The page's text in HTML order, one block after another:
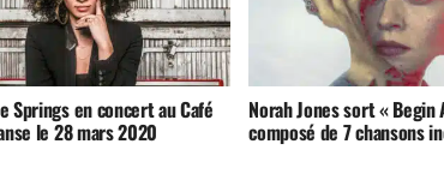
Springs en concert au Café
le 28 mars 2020
Norah Jones sort « Begin
composé de 7 chansons